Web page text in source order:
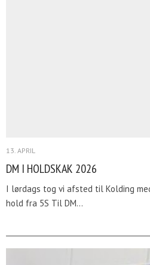
13. APRIL
DM I HOLDSKAK 2026
I lørdags tog vi afsted til Kolding
hold fra 5S Til DM…